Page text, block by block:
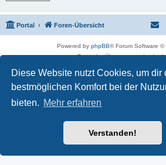
Diese Website nutzt Cookies, um dir
bestmöglichen Komfort bei der
bieten. Mehr erfahren
Verstanden!
Portal Foren-Übersicht
Powered by phpBB® Forum Software ©
Deutsche Übersetzung durch